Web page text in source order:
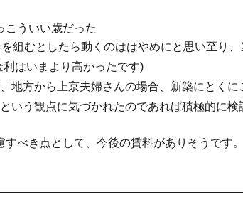
こういい歳だった
組むとしたら動くのははやめにと思い至り
利はいまより高かったです)
地方から上京夫婦さんの場合、新築にとくに
いう観点に気づかれたのであれば積極的に検
すべき点として、今後の賃料がありそうです。